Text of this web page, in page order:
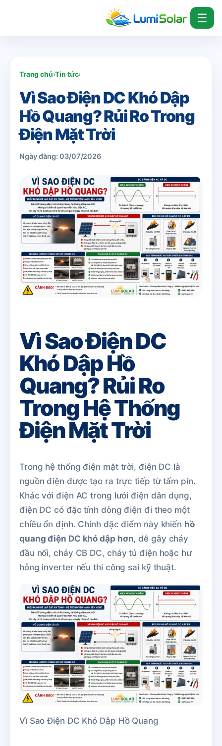
☰
Trang chủ›Tin tức›
Vì Sao Điện DC Khó Dập
Hồ Quang? Rủi Ro Trong
Điện Mặt Trời
Ngày đăng: 03/07/2026
Vì Sao Điện DC
Khó Dập Hồ
Quang? Rủi Ro
Trong Hệ Thống
Điện Mặt Trời
Trong hệ thống điện mặt trời, điện DC là
nguồn điện được tạo ra trực tiếp từ tấm pin.
Khác với điện AC trong lưới điện dân dụng,
điện DC có đặc tính dòng điện đi theo một
chiều ổn định. Chính đặc điểm này khiến hồ
quang điện DC khó dập hơn, dễ gây cháy
đầu nối, cháy CB DC, cháy tủ điện hoặc hư
hỏng inverter nếu thi công sai kỹ thuật.
Vì Sao Điện DC Khó Dập Hồ Quang